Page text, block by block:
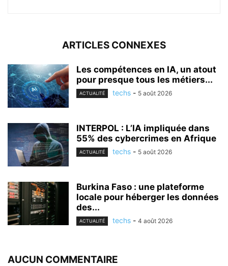
ARTICLES CONNEXES
Les compétences en IA, un atout
pour presque tous les métiers...
ACTUALITÉ techs - 5 août 2026
INTERPOL : L’IA impliquée dans
55% des cybercrimes en Afrique
ACTUALITÉ techs - 5 août 2026
Burkina Faso : une plateforme
locale pour héberger les données
des...
ACTUALITÉ techs - 4 août 2026
AUCUN COMMENTAIRE